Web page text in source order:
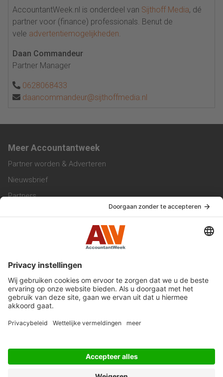
AccountantWeek.nl is onderdeel van Sijthoff Media, dé
partner voor (finance) professionals. Benut de
vele advertentiemogelijkheden
Daan Commandeur
Partner Manager
0628068433
daancommandeur@sijthoffmedia.nl
Meer Accountantweek
Partner worden & Adverteren
Nieuwsbrief
Partners
Werken bij ons
Privacy Statement
Algemene Voorwaarden
Privacyinstellingen